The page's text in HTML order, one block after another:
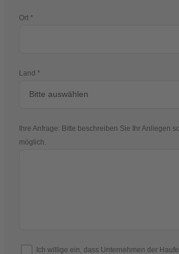
Ort
Land
Ihre Anfrage: Bitte beschreiben Sie Ihr Anliegen
möglich.
Ich willige ein, dass Unternehmen der